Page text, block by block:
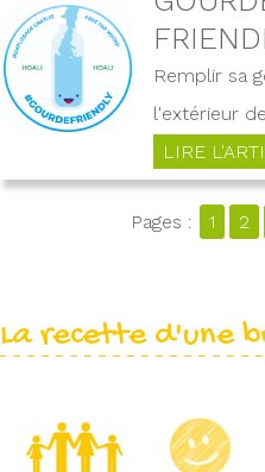
Remplir sa
l'extérieur
LIRE
Pages : 1 2
La recette d'une